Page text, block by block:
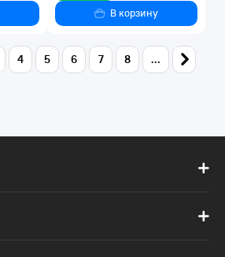
В корзину
4 5 6 7 8 ...